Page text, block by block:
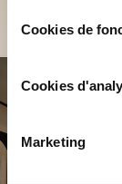
Cookies de
Cookies
Marketing